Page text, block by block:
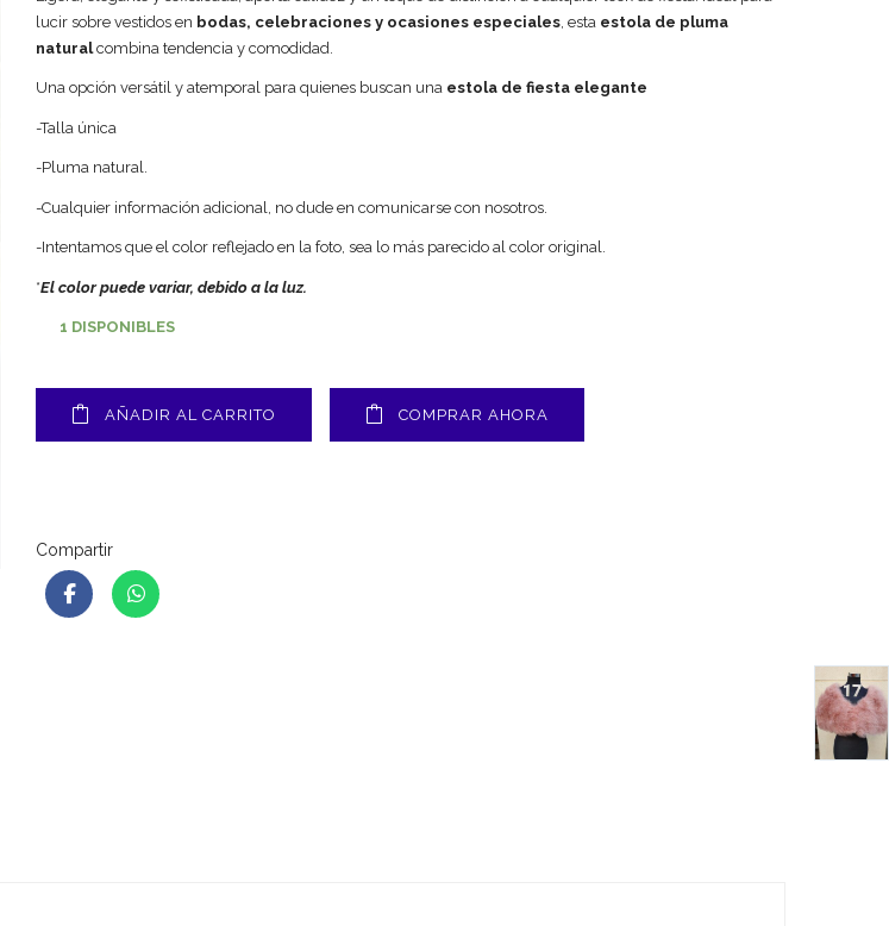
lucir sobre vestidos en bodas, celebraciones y ocasiones especiales , esta estola de pluma
naturalcombina tendencia y comodidad.
Una opción versátil y atemporal para quienes buscan una estola de fiesta elegante
-Talla única
-Pluma natural.
-Cualquier información adicional, no dude en comunicarse con nosotros.
-Intentamos que el color reflejado en la foto, sea lo más parecido al color original.
*El color puede variar, debido a la luz.
1 DISPONIBLES
AÑADIR AL CARRITO COMPRAR AHORA
Compartir